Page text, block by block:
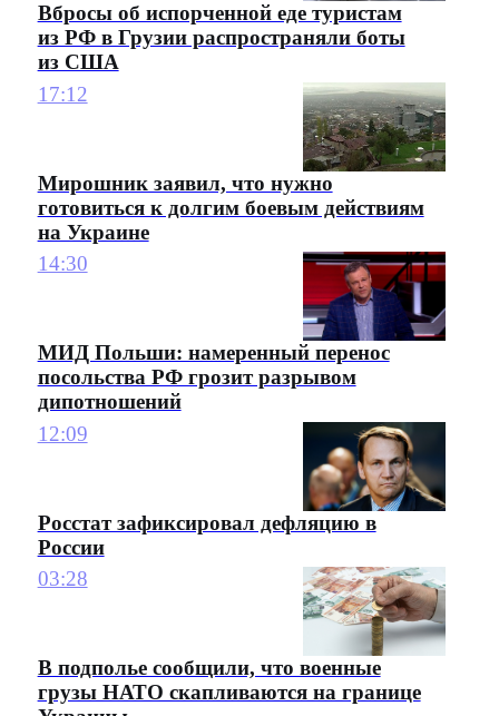
Вбросы об испорченной еде туристам
из РФ в Грузии распространяли боты
из США
17:12
Мирошник заявил, что нужно
готовиться к долгим боевым действиям
на Украине
14:30
МИД Польши: намеренный перенос
посольства РФ грозит разрывом
дипотношений
12:09
Росстат зафиксировал дефляцию в
России
03:28
В подполье сообщили, что военные
грузы НАТО скапливаются на границе